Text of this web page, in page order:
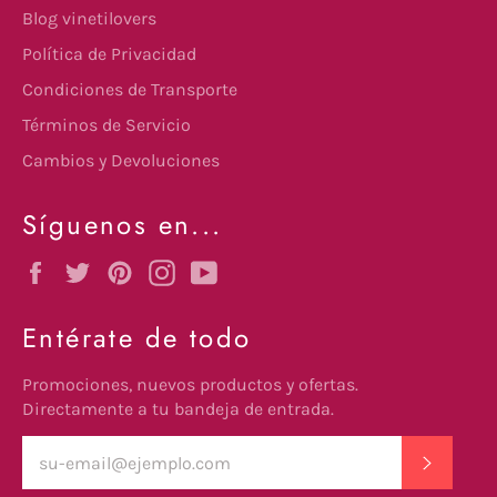
Blog vinetilovers
Política de Privacidad
Condiciones de Transporte
Términos de Servicio
Cambios y Devoluciones
Síguenos en...
FacebookTwitterPinterestInstagram
Entérate de todo
Promociones, nuevos productos y ofertas.
Directamente a tu bandeja de entrada.